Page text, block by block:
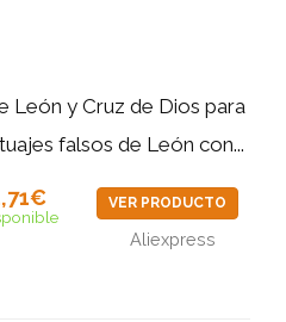
León y Cruz de Dios para
falsos de León con...
VER PRODUCTO
Aliexpress